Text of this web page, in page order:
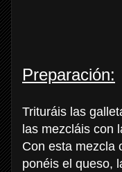
Preparación:
Trituráis las
las mezcláis con
Con esta mezcla
ponéis el queso,